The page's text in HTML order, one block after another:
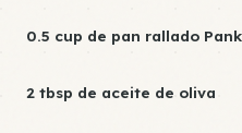
0.5 cup de pan rallado
2 tbsp de aceite de oliva